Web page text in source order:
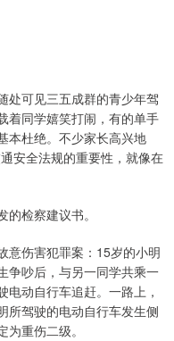
处可见三五成群的青少年驾
着同学嬉笑打闹，有的单手
本杜绝。不少家长高兴地
安全法规的重要性，就像在
检察建议书。
意伤害犯罪案：15岁的小明
争吵后，与另一同学共乘一
动自行车追赶。一路上，
所驾驶的电动自行车发生侧
重伤二级。